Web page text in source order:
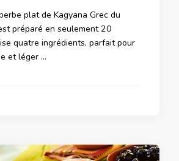
plat de Kagyana Grec du
préparé en seulement 20
quatre ingrédients, parfait pour
et léger …